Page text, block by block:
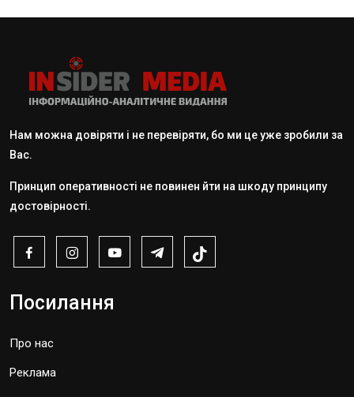
Нам можна довіряти і не перевіряти, бо ми це уже зробили за
Вас.
Принцип оперативності не повинен йти на шкоду принципу
достовірності.
Посилання
Про нас
Реклама